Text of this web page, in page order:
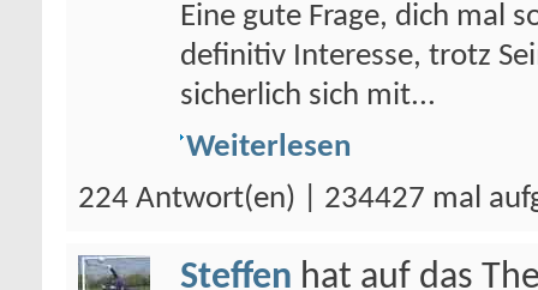
Eine gute Frage, dich mal
definitiv Interesse, trotz
sicherlich sich mit...
Weiterlesen
224 Antwort(en) | 234427 mal
Steffen hat auf das